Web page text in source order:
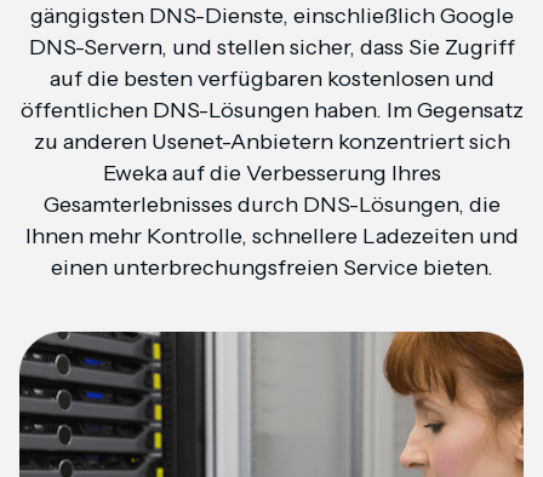
gängigsten DNS-Dienste, einschließlich Google
DNS-Servern, und stellen sicher, dass Sie Zugriff
auf die besten verfügbaren kostenlosen und
öffentlichen DNS-Lösungen haben. Im Gegensatz
zu anderen Usenet-Anbietern konzentriert sich
Eweka auf die Verbesserung Ihres
Gesamterlebnisses durch DNS-Lösungen, die
Ihnen mehr Kontrolle, schnellere Ladezeiten und
einen unterbrechungsfreien Service bieten.